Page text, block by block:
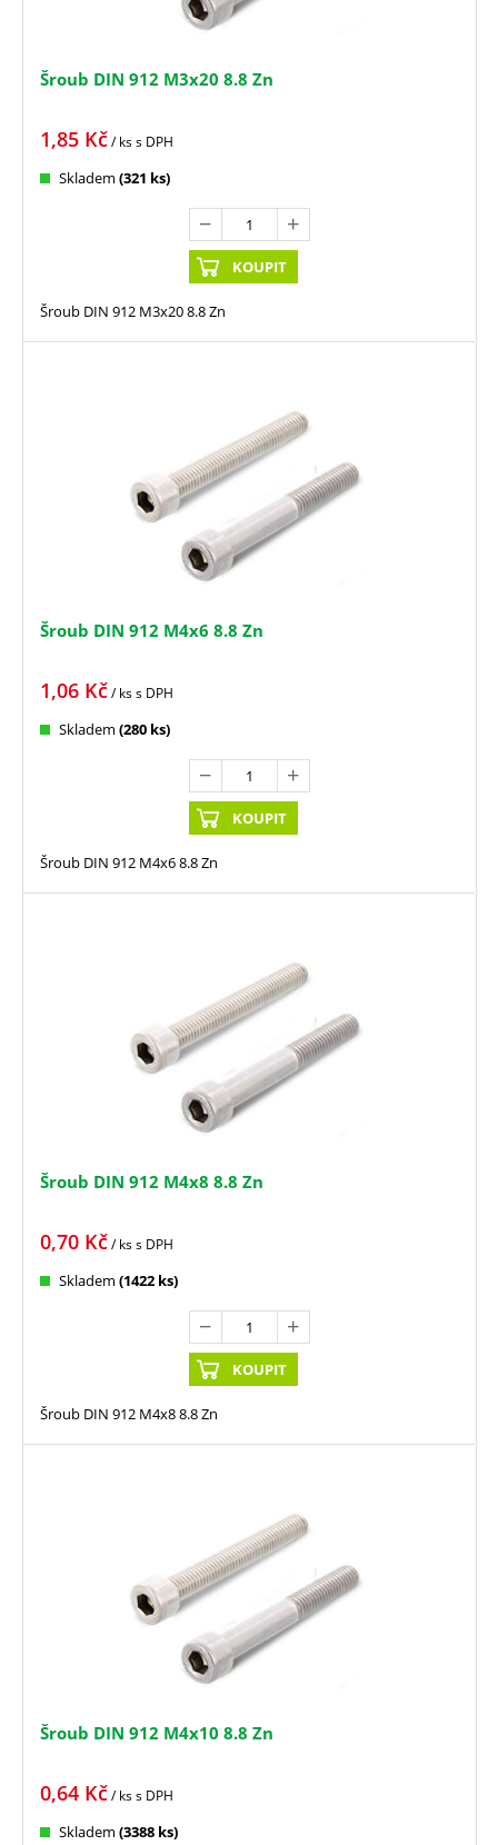
Šroub DIN 912 M3x20 8.8 Zn
1,85 Kč/ kss DPH
Skladem (321 ks)
KOUPIT
Šroub DIN 912 M3x20 8.8 Zn
Šroub DIN 912 M4x6 8.8 Zn
1,06 Kč/ kss DPH
Skladem (280 ks)
KOUPIT
Šroub DIN 912 M4x6 8.8 Zn
Šroub DIN 912 M4x8 8.8 Zn
0,70 Kč/ kss DPH
Skladem (1422 ks)
KOUPIT
Šroub DIN 912 M4x8 8.8 Zn
Šroub DIN 912 M4x10 8.8 Zn
0,64 Kč/ kss DPH
Skladem (3388 ks)